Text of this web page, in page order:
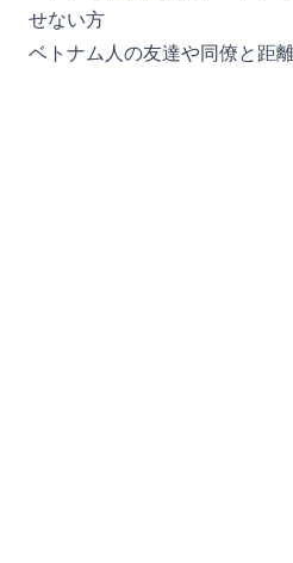
せない方
ベトナム人の友達や同僚と距